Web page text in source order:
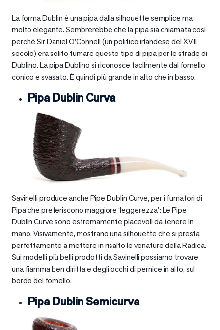
La forma Dublin è una pipa dalla silhouette semplice ma
molto elegante. Sembrerebbe che la pipa sia chiamata così
perché Sir Daniel O’Connell (un politico irlandese del XVIII
secolo) era solito fumare questo tipo di pipa per le strade di
Dublino. La pipa Dublino si riconosce facilmente dal fornello
conico e svasato. È quindi più grande in alto che in basso.
Pipa Dublin Curva
Savinelli produce anche Pipe Dublin Curve, per i fumatori di
Pipa che preferiscono maggiore ‘leggerezza’: Le Pipe
Dublin Curve sono estremamente piacevoli da tenere in
mano. Visivamente, mostrano una silhouette che si presta
perfettamente a mettere in risalto le venature della Radica.
Sui modelli più belli prodotti da Savinelli possiamo trovare
una fiamma ben diritta e degli occhi di pernice in alto, sul
bordo del fornello.
Pipa Dublin Semicurva